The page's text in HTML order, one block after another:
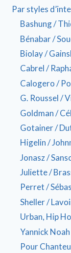
Par styles
Bashung /
Bénabar /
Biolay /
Cabrel /
Calogero /
G. Roussel /
Goldman /
Gotainer /
Higelin /
Jonasz /
Juliette /
Perret /
Sheller /
Urban, Hip
Yannick
Pour